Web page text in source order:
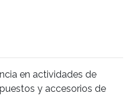
en actividades de
y accesorios de